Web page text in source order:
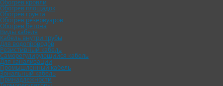
Обогрев кровли
Обогрев площадок
Обогрев грунта
Обогрев резервуаров
Обогрев бетона
Виды кабеля
Кабель внутри трубы
Для водопроводов
Резистивный кабель
Саморегулирующийся кабель
Для канализации
Промышленный кабель
Зональный кабель
Принадлежности
Бесплатно!
Сезонные бонусы при
клиенту: